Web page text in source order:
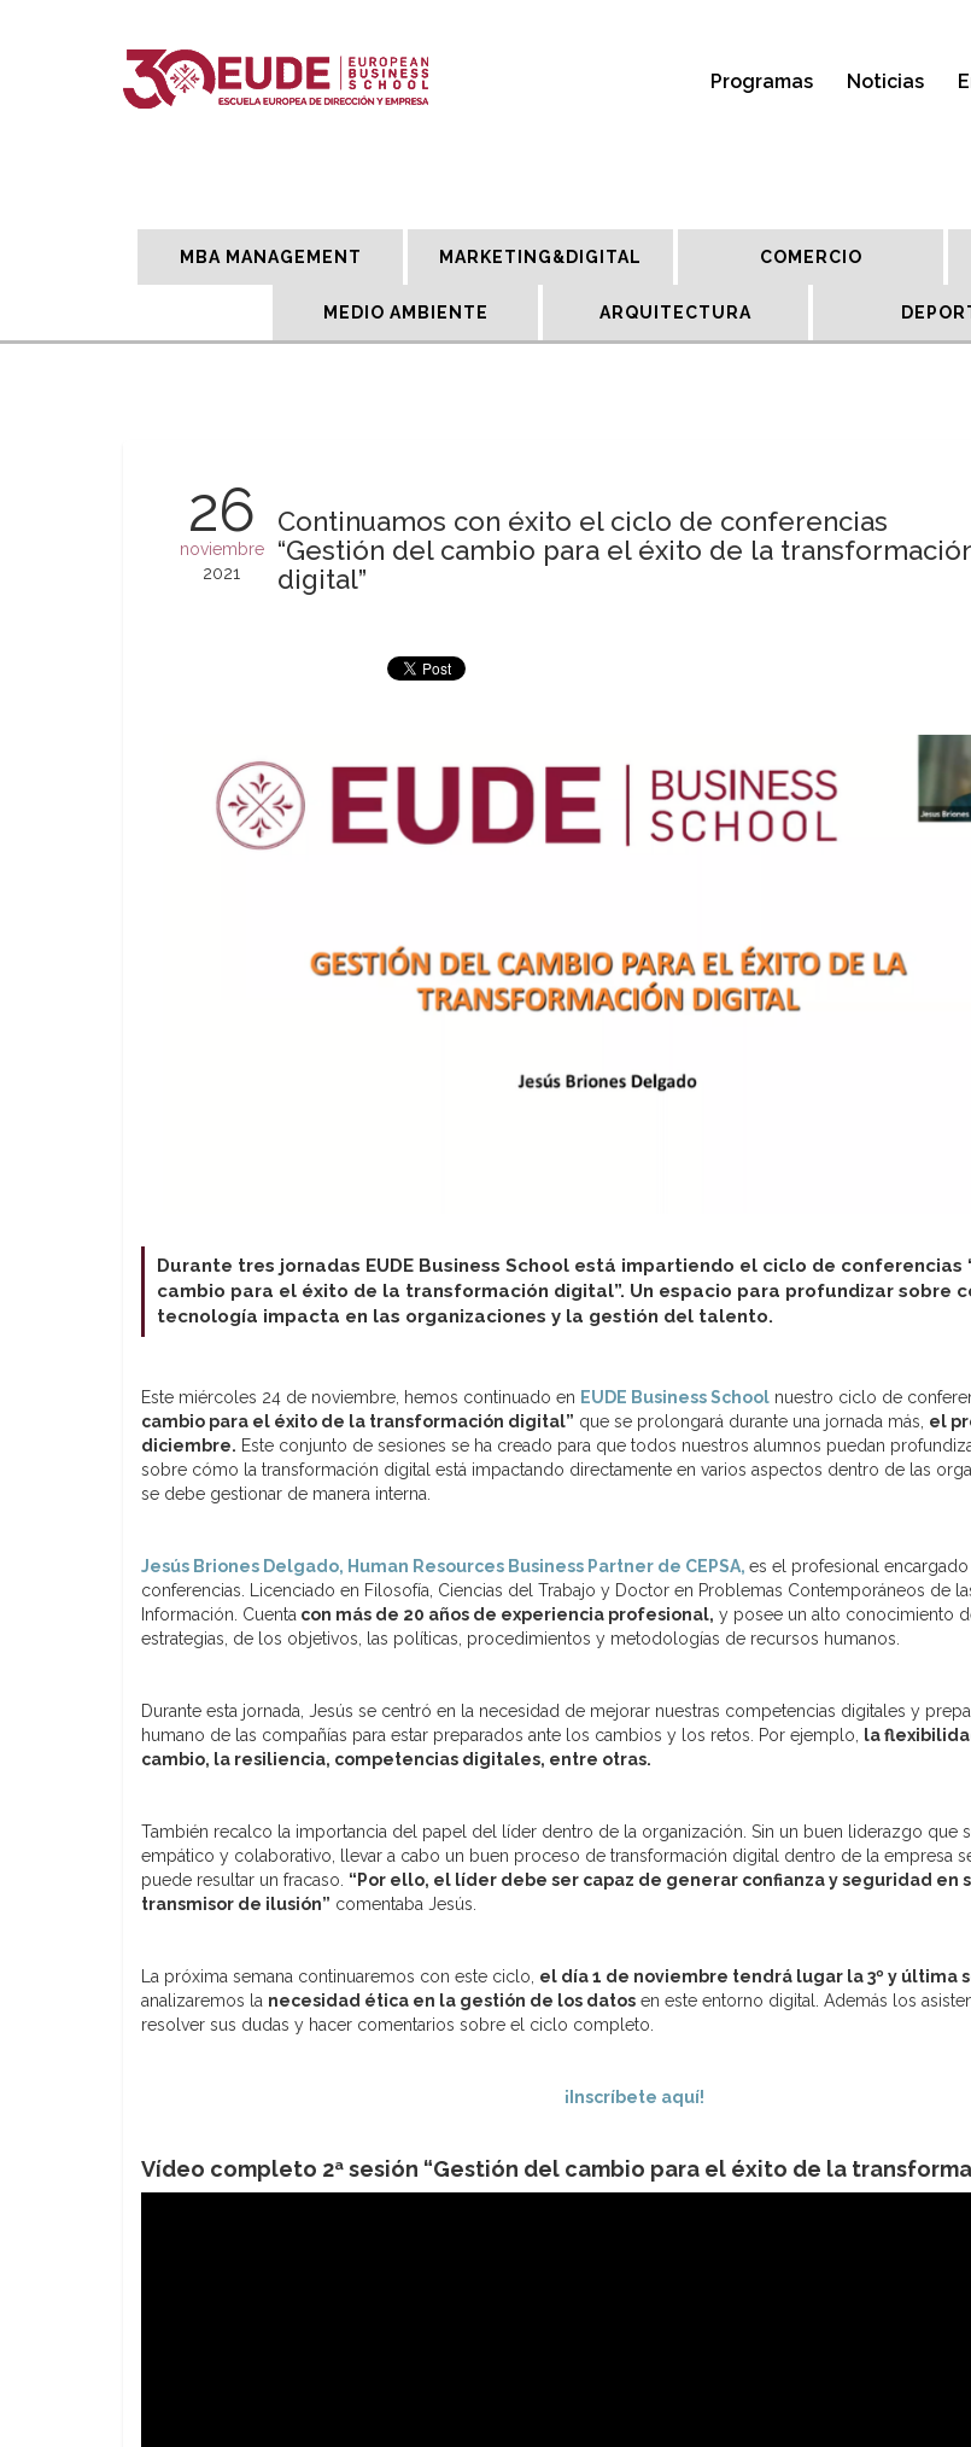
Programas Noticias
MBA MANAGEMENT MARKETING&DIGITAL COMERCIO
MEDIO AMBIENTE ARQUITECTURA
26
noviembre
2021
Continuamos con éxito el ciclo de conferencias
“Gestión del cambio para el éxito de la
digital”
Durante tres jornadas EUDE Business School está impartiendo el ciclo de conferencias
cambio para el éxito de la transformación digital”. Un espacio para profundizar sobre
tecnología impacta en las organizaciones y la gestión del talento.
Este miércoles 24 de noviembre, hemos continuado en EUDE Business School nuestro ciclo de
cambio para el éxito de la transformación digital” que se prolongará durante una jornada más, el
diciembre. Este conjunto de sesiones se ha creado para que todos nuestros alumnos puedan
sobre cómo la transformación digital está impactando directamente en varios aspectos dentro de las
se debe gestionar de manera interna.
Jesús Briones Delgado, Human Resources Business Partner de CEPSA, es el profesional
conferencias. Licenciado en Filosofía, Ciencias del Trabajo y Doctor en Problemas Contemporáneos de
Información. Cuenta con más de 20 años de experiencia profesional, y posee un alto conocimiento
estrategias, de los objetivos, las políticas, procedimientos y metodologías de recursos humanos.
Durante esta jornada, Jesús se centró en la necesidad de mejorar nuestras competencias digitales y
humano de las compañías para estar preparados ante los cambios y los retos. Por ejemplo,
la
cambio, la resiliencia, competencias digitales, entre otras.
También recalco la importancia del papel del líder dentro de la organización. Sin un buen liderazgo que
empático y colaborativo, llevar a cabo un buen proceso de transformación digital dentro de la empresa
puede resultar un fracaso. “Por ello, el líder debe ser capaz de generar confianza y seguridad en
transmisor de ilusión” comentaba Jesús.
La próxima semana continuaremos con este ciclo, el día 1 de noviembre tendrá lugar la 3º y última
analizaremos la necesidad ética en la gestión de los datos en este entorno digital. Además los
resolver sus dudas y hacer comentarios sobre el ciclo completo.
¡Inscríbete aquí!
Vídeo completo 2ª sesión “Gestión del cambio para el éxito de la